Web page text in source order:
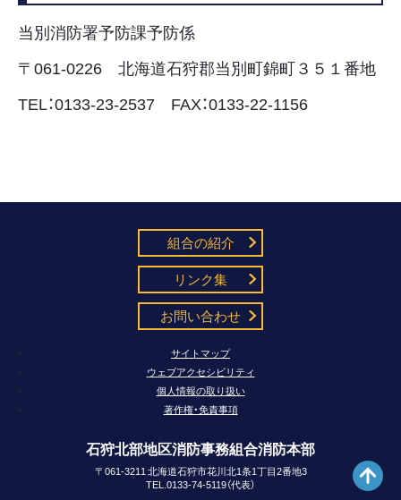
当別消防署予防課予防係
〒061-0226 北海道石狩郡当別町錦町３５１番地
TEL：0133-23-2537 FAX：0133-22-1156
石狩北部地区消防事務組合消防本部
〒061-3211 北海道石狩市花川北1条1丁目2番地3
TEL.0133-74-5119（代表）
組合の紹介
リンク集
お問い合わせ
サイトマップ
ウェブアクセシビリティ
個人情報の取り扱い
著作権・免責事項